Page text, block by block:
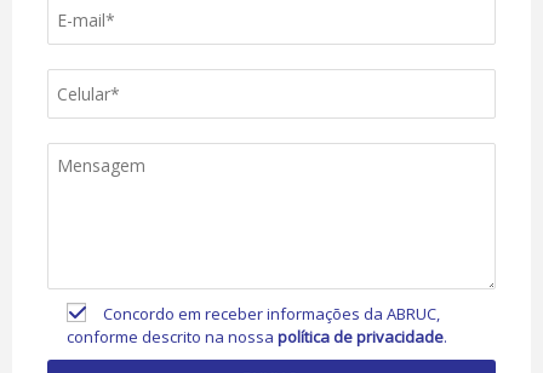
Concordo em receber informações da ABRUC,
conforme descrito na nossapolítica de privacidade.